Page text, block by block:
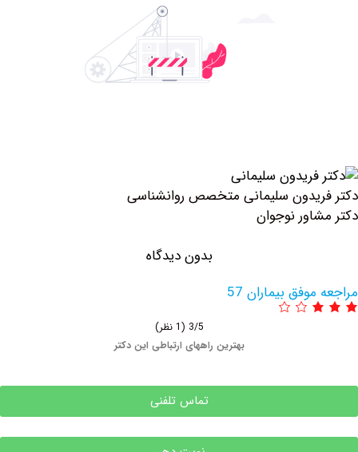
سلیمانی متخصص روانشناسی
نوجوان
بدون دیدگاه
بیماران 57
بهترین راههای ارتباطی این دکتر
تماس تلفنی